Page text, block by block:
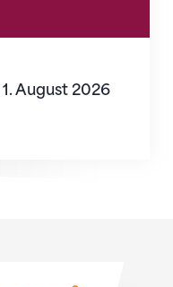
August 2026